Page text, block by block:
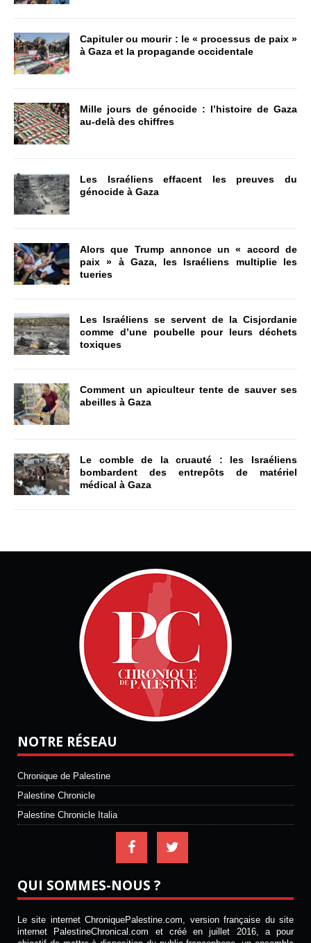
Capituler ou mourir : le « processus de paix »
à Gaza et la propagande occidentale
Mille jours de génocide : l’histoire de Gaza
au-delà des chiffres
Les Israéliens effacent les preuves du
génocide à Gaza
Alors que Trump annonce un « accord de
paix » à Gaza, les Israéliens multiplie les
tueries
Les Israéliens se servent de la Cisjordanie
comme d’une poubelle pour leurs déchets
toxiques
Comment un apiculteur tente de sauver ses
abeilles à Gaza
Le comble de la cruauté : les Israéliens
bombardent des entrepôts de matériel
médical à Gaza
NOTRE RÉSEAU
Chronique de Palestine
Palestine Chronicle
Palestine Chronicle Italia
QUI SOMMES-NOUS ?
Le site internet ChroniquePalestine.com, version française du site
internet PalestineChronical.com et créé en juillet 2016, a pour